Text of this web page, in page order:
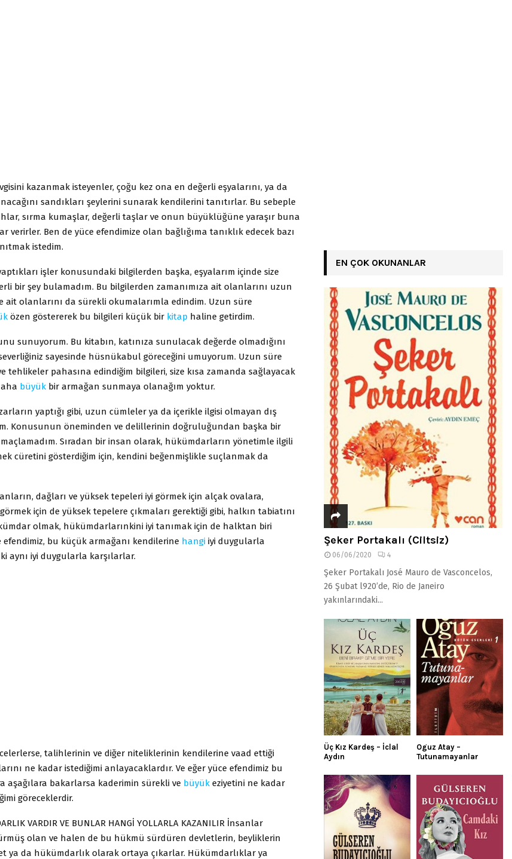
kazanmak isteyenler, çoğu kez ona en değerli eşyalarını, ya da
sandıkları şeylerini sunarak kendilerini tanıtırlar. Bu sebeple
sırma kumaşlar, değerli taşlar ve onun büyüklüğüne yaraşır buna
verirler. Ben de yüce efendimize olan bağlığıma tanıklık edecek bazı
istedim.
işler konusundaki bilgilerden başka, eşyalarım içinde size
bir şey bulamadım. Bu bilgilerden zamanımıza ait olanlarını uzun
ait olanlarını da sürekli okumalarımla edindim. Uzun süre
özen göstererek bu bilgileri küçük bir kitap haline getirdim.
sunuyorum. Bu kitabın, katınıza sunulacak değerde olmadığını
sayesinde hüsnükabul göreceğini umuyorum. Uzun süre
tehlikeler pahasına edindiğim bilgileri, size kısa zamanda sağlayacak
büyük bir armağan sunmaya olanağım yoktur.
yaptığı gibi, uzun cümleler ya da içerikle ilgisi olmayan dış
Konusunun öneminden ve delillerinin doğruluğundan başka bir
Sıradan bir insan olarak, hükümdarların yönetimle ilgili
cüretini gösterdiğim için, kendini beğenmişlikle suçlanmak da
dağları ve yüksek tepeleri iyi görmek için alçak ovalara,
için de yüksek tepelere çıkmaları gerektiği gibi, halkın tabiatını
olmak, hükümdarlarınkini iyi tanımak için de halktan biri
efendimiz, bu küçük armağanı kendilerine hangi iyi duygularla
aynı iyi duygularla karşılarlar.
talihlerinin ve diğer niteliklerinin kendilerine vaad ettiği
ne kadar istediğimi anlayacaklardır. Ve eğer yüce efendimiz bu
aşağılara bakarlarsa kaderimin sürekli ve büyük eziyetini ne kadar
göreceklerdir.
VARDIR VE BUNLAR HANGİ YOLLARLA KAZANILIR İnsanlar
olan ve halen de bu hükmü sürdüren devletlerin, beyliklerin
ya da hükümdarlık olarak ortaya çıkarlar. Hükümdarlıklar ya
EN ÇOK OKUNANLAR
Şeker Portakalı (Ciltsiz)
06/06/2020 4
Şeker Portakalı José Mauro de Vasconcelos,
26 Şubat l920’de, Rio de Janeiro
yakınlarındaki...
Üç Kız Kardeş – İclal
Aydın
Oguz Atay –
Tutunamayanlar